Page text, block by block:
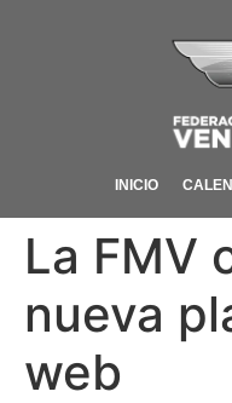
INICIO
La FMV
nueva
web